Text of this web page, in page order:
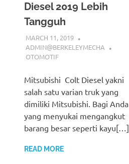
Diesel 2019 Lebih
Tangguh
MARCH 11, 2019
ADMIN@BERKELEYMECHA
OTOMOTIF
Mitsubishi Colt Diesel yakni
salah satu varian truk yang
dimiliki Mitsubishi. Bagi Anda
yang menyukai mengangkut
barang besar seperti kayu[…]
READ MORE